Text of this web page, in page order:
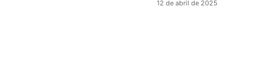
12 de abril de 2025